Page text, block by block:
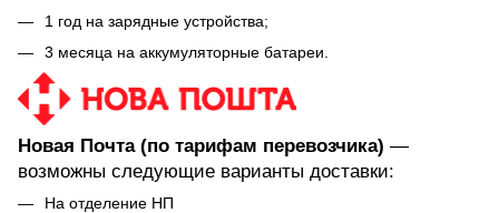
1 год на зарядные устройства;
3 месяца на аккумуляторные батареи.
Новая Почта (по тарифам перевозчика) —
возможны следующие варианты доставки:
На отделение НП